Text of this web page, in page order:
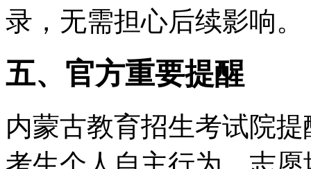
录，无需担心后续影响。
五、官方重要提醒
内蒙古教育招生考试院